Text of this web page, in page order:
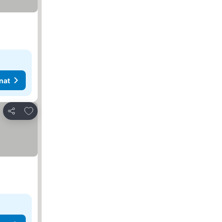
Jaa
Lisää suosikkeihin